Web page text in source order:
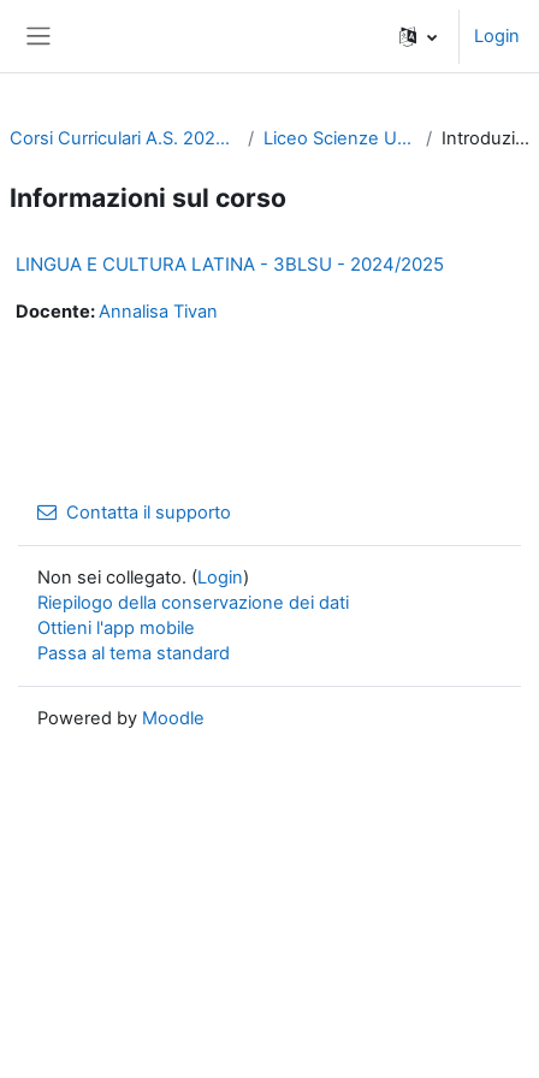
Login
Corsi Curriculari A.S. 2024-2025 Liceo Scienze Umane Introduzione
Informazioni sul corso
LINGUA E CULTURA LATINA - 3BLSU - 2024/2025
Docente:Annalisa Tivan
Contatta il supporto
Non sei collegato. (Login)
Riepilogo della conservazione dei dati
Ottieni l'app mobile
Passa al tema standard
Powered by Moodle